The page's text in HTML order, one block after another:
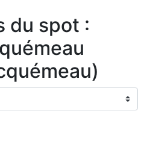
du spot :